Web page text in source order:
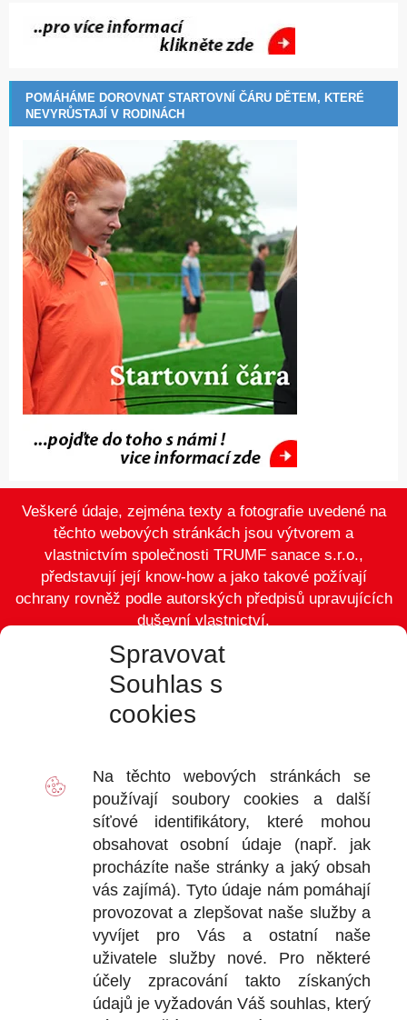
Spravovat
Souhlas s
cookies
Na těchto webových stránkách se
používají souborycookies a další
síťové identifikátory, které mohou
obsahovat osobní údaje (např. jak
procházíte naše stránky a jaký obsah
vás zajímá). Tyto údaje nám pomáhají
provozovat a zlepšovat naše služby a
vyvíjet pro Vás a ostatní naše
uživatele služby nové. Pro některé
účely zpracování takto získaných
údajů je vyžadován Váš souhlas, který
POMÁHÁME DOROVNAT STARTOVNÍ ČÁRU DĚTEM, KTERÉ
NEVYRŮSTAJÍ V RODINÁCH
Veškeré údaje, zejména texty a fotografie uvedené na
těchto webových stránkách jsou výtvorem a
vlastnictvím společnosti TRUMF sanace s.r.o.,
představují její know-how a jako takové požívají
ochrany rovněž podle autorských předpisů upravujících
duševní vlastnictví.
Obchodní